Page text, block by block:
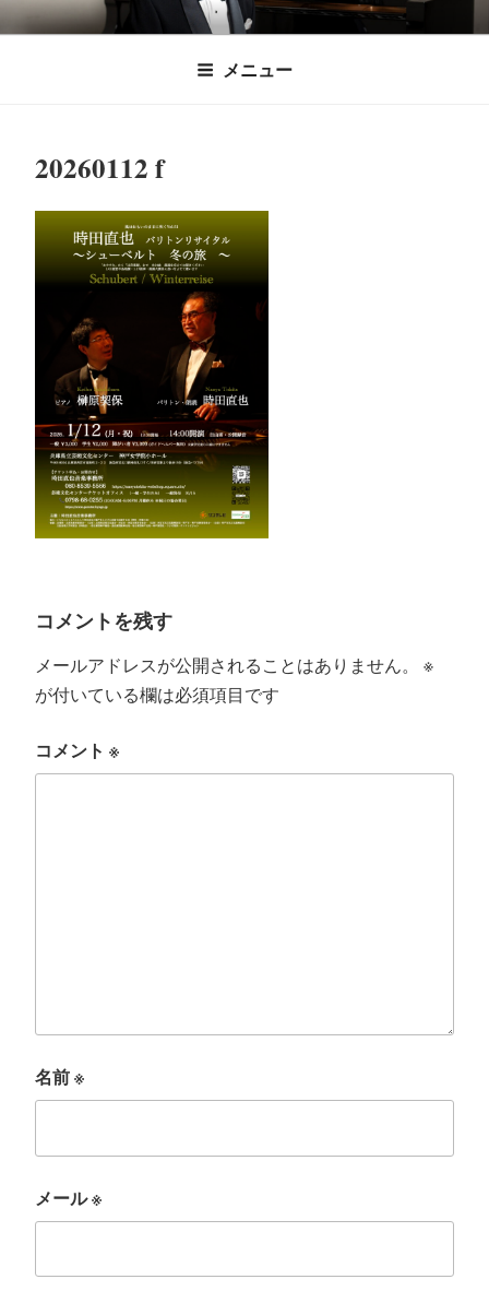
コ
時田直也 声楽
歌うことは希望を語ること、生きることは喜
びも悲しみもわかちあうことかけがえのない
メニュー
20260112 f
コメントを残す
メールアドレスが公開されることはありません。
※
が付いている欄は必須項目です
コメント ※
名前※
メール※